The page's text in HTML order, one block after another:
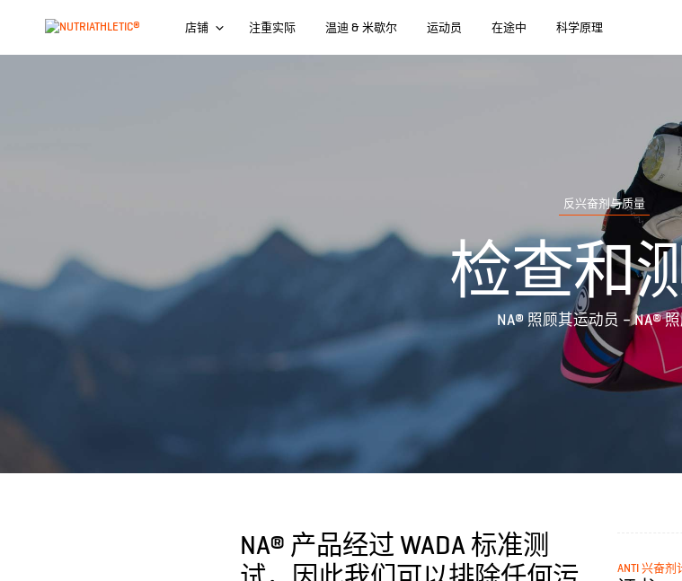
店铺 注重实际 温迪 & 米歇尔 运动员 在途中 科学原理
反兴奋剂与质量
检查和
NA® 照顾其运动员 – NA®
NA® 产品经过 WADA 标准测
ANTI 兴奋剂